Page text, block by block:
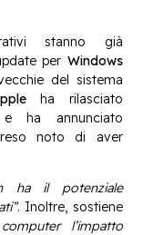
stanno già
per Windows
del sistema
ha rilasciato
ha annunciato
reso noto di aver
ha il potenziale
. Inoltre, sostiene
l’impatto